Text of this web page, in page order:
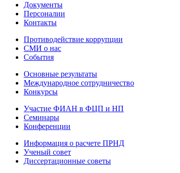
Документы
Персоналии
Контакты
Противодействие коррупции
СМИ о нас
События
Основные результаты
Международное сотрудничество
Конкурсы
Участие ФИАН в ФЦП и НП
Семинары
Конференции
Информация о расчете ПРНД
Ученый совет
Диссертационные советы